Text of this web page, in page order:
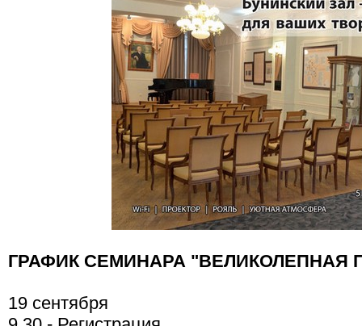
ГРАФИК СЕМИНАРА "ВЕЛИКОЛЕПНАЯ
19 сентября